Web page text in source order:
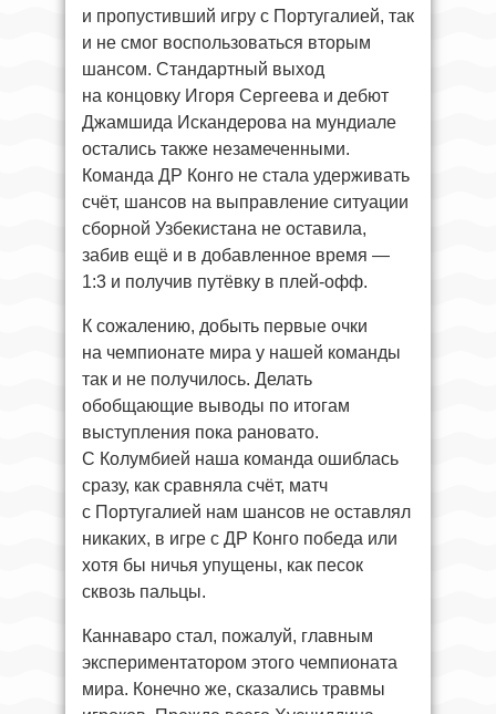
и пропустивший игру с Португалией, так
и не смог воспользоваться вторым
шансом. Стандартный выход
на концовку Игоря Сергеева и дебют
Джамшида Искандерова на мундиале
остались также незамеченными.
Команда ДР Конго не стала удерживать
счёт, шансов на выправление ситуации
сборной Узбекистана не оставила,
забив ещё и в добавленное время —
1:3 и получив путёвку в плей-офф.
К сожалению, добыть первые очки
на чемпионате мира у нашей команды
так и не получилось. Делать
обобщающие выводы по итогам
выступления пока рановато.
С Колумбией наша команда ошиблась
сразу, как сравняла счёт, матч
с Португалией нам шансов не оставлял
никаких, в игре с ДР Конго победа или
хотя бы ничья упущены, как песок
сквозь пальцы.
Каннаваро стал, пожалуй, главным
экспериментатором этого чемпионата
мира. Конечно же, сказались травмы